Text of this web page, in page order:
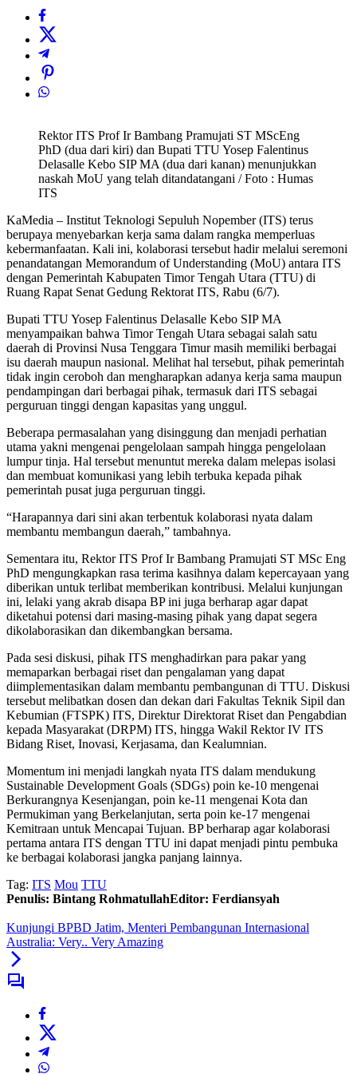
Rektor ITS Prof Ir Bambang Pramujati ST MScEng
PhD (dua dari kiri) dan Bupati TTU Yosep Falentinus
Delasalle Kebo SIP MA (dua dari kanan) menunjukkan
naskah MoU yang telah ditandatangani / Foto : Humas
ITS
KaMedia – Institut Teknologi Sepuluh Nopember (ITS) terus
berupaya menyebarkan kerja sama dalam rangka memperluas
kebermanfaatan. Kali ini, kolaborasi tersebut hadir melalui seremoni
penandatangan Memorandum of Understanding (MoU) antara ITS
dengan Pemerintah Kabupaten Timor Tengah Utara (TTU) di
Ruang Rapat Senat Gedung Rektorat ITS, Rabu (6/7).
Bupati TTU Yosep Falentinus Delasalle Kebo SIP MA
menyampaikan bahwa Timor Tengah Utara sebagai salah satu
daerah di Provinsi Nusa Tenggara Timur masih memiliki berbagai
isu daerah maupun nasional. Melihat hal tersebut, pihak pemerintah
tidak ingin ceroboh dan mengharapkan adanya kerja sama maupun
pendampingan dari berbagai pihak, termasuk dari ITS sebagai
perguruan tinggi dengan kapasitas yang unggul.
Beberapa permasalahan yang disinggung dan menjadi perhatian
utama yakni mengenai pengelolaan sampah hingga pengelolaan
lumpur tinja. Hal tersebut menuntut mereka dalam melepas isolasi
dan membuat komunikasi yang lebih terbuka kepada pihak
pemerintah pusat juga perguruan tinggi.
“Harapannya dari sini akan terbentuk kolaborasi nyata dalam
membantu membangun daerah,” tambahnya.
Sementara itu, Rektor ITS Prof Ir Bambang Pramujati ST MSc Eng
PhD mengungkapkan rasa terima kasihnya dalam kepercayaan yang
diberikan untuk terlibat memberikan kontribusi. Melalui kunjungan
ini, lelaki yang akrab disapa BP ini juga berharap agar dapat
diketahui potensi dari masing-masing pihak yang dapat segera
dikolaborasikan dan dikembangkan bersama.
Pada sesi diskusi, pihak ITS menghadirkan para pakar yang
memaparkan berbagai riset dan pengalaman yang dapat
diimplementasikan dalam membantu pembangunan di TTU. Diskusi
tersebut melibatkan dosen dan dekan dari Fakultas Teknik Sipil dan
Kebumian (FTSPK) ITS, Direktur Direktorat Riset dan Pengabdian
kepada Masyarakat (DRPM) ITS, hingga Wakil Rektor IV ITS
Bidang Riset, Inovasi, Kerjasama, dan Kealumnian.
Momentum ini menjadi langkah nyata ITS dalam mendukung
Sustainable Development Goals (SDGs) poin ke-10 mengenai
Berkurangnya Kesenjangan, poin ke-11 mengenai Kota dan
Permukiman yang Berkelanjutan, serta poin ke-17 mengenai
Kemitraan untuk Mencapai Tujuan. BP berharap agar kolaborasi
pertama antara ITS dengan TTU ini dapat menjadi pintu pembuka
ke berbagai kolaborasi jangka panjang lainnya.
Tag: ITS Mou TTU
Penulis: Bintang RohmatullahEditor: Ferdiansyah
Kunjungi BPBD Jatim, Menteri Pembangunan Internasional
Australia: Very.. Very Amazing